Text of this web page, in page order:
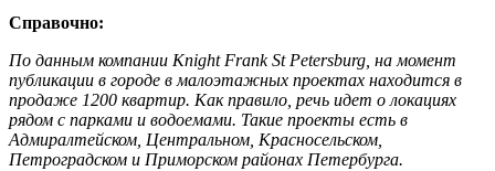
Справочно:
По данным компании Knight Frank St Petersburg, на момент
публикации в городе в малоэтажных проектах находится в
продаже 1200 квартир. Как правило, речь идет о локациях
рядом с парками и водоемами. Такие проекты есть в
Адмиралтейском, Центральном, Красносельском,
Петроградском и Приморском районах Петербурга.